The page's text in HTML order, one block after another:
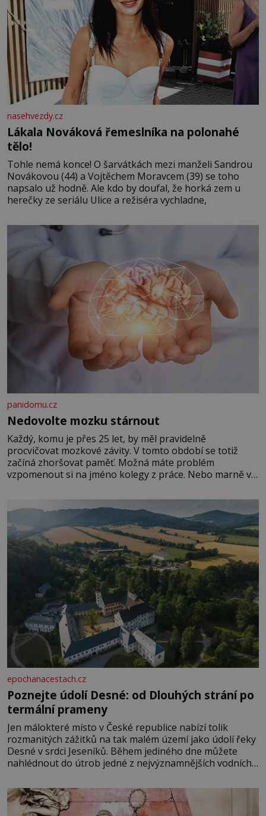
nasehvezdy.cz
Lákala Nováková řemeslníka na polonahé
tělo!
Tohle nemá konce! O šarvátkách mezi manželi Sandrou
Novákovou (44) a Vojtěchem Moravcem (39) se toho
napsalo už hodně. Ale kdo by doufal, že horká zem u
herečky ze seriálu Ulice a režiséra vychladne,
panidomu.cz
Nedovolte mozku stárnout
Každý, komu je přes 25 let, by měl pravidelně
procvičovat mozkové závity. V tomto období se totiž
začíná zhoršovat paměť. Možná máte problém
vzpomenout si na jméno kolegy z práce. Nebo marně v
Je to opravdu tak, s věkem jako kdyby se paměť
rozhodla stávkovat. Cvičte
epochanacestach.cz
Poznejte údolí Desné: od Dlouhých strání po
termální prameny
Jen málokteré místo v České republice nabízí tolik
rozmanitých zážitků na tak malém území jako údolí řeky
Desné v srdci Jeseníků. Během jediného dne můžete
nahlédnout do útrob jedné z nejvýznamnějších vodních
se na koloběžce a den zakončit poznáváním památek ve
Velkých Losinách nebo v termálním